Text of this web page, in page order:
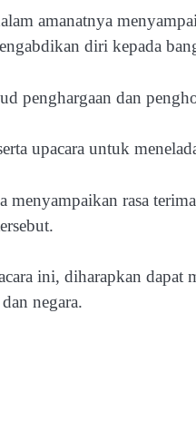
amanatnya
diri kepada
penghargaan dan
upacara untuk
menyampaikan rasa
ini, diharapkan dapat
negara.